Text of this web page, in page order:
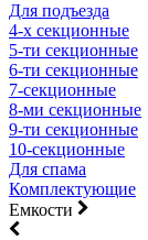
Для подъезда
4-х секционные
5-ти секционные
6-ти секционные
7-секционные
8-ми секционные
9-ти секционные
10-секционные
Для спама
Комплектующие
Емкости